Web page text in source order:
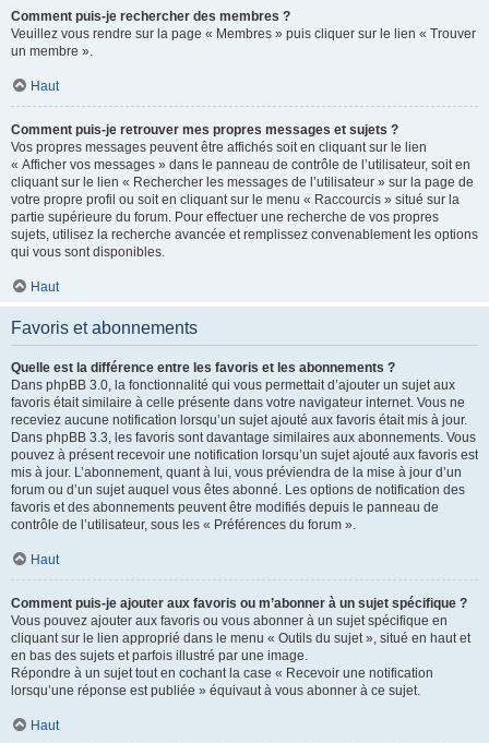
Comment puis-je rechercher des membres ?
Veuillez vous rendre sur la page « Membres » puis cliquer sur le lien « Trouver
un membre ».
Haut
Comment puis-je retrouver mes propres messages et sujets ?
Vos propres messages peuvent être affichés soit en cliquant sur le lien
« Afficher vos messages » dans le panneau de contrôle de l’utilisateur, soit en
cliquant sur le lien « Rechercher les messages de l’utilisateur » sur la page de
votre propre profil ou soit en cliquant sur le menu « Raccourcis » situé sur la
partie supérieure du forum. Pour effectuer une recherche de vos propres
sujets, utilisez la recherche avancée et remplissez convenablement les options
qui vous sont disponibles.
Haut
Favoris et abonnements
Quelle est la différence entre les favoris et les abonnements ?
Dans phpBB 3.0, la fonctionnalité qui vous permettait d’ajouter un sujet aux
favoris était similaire à celle présente dans votre navigateur internet. Vous ne
receviez aucune notification lorsqu’un sujet ajouté aux favoris était mis à jour.
Dans phpBB 3.3, les favoris sont davantage similaires aux abonnements. Vous
pouvez à présent recevoir une notification lorsqu’un sujet ajouté aux favoris est
mis à jour. L’abonnement, quant à lui, vous préviendra de la mise à jour d’un
forum ou d’un sujet auquel vous êtes abonné. Les options de notification des
favoris et des abonnements peuvent être modifiés depuis le panneau de
contrôle de l’utilisateur, sous les « Préférences du forum ».
Haut
Comment puis-je ajouter aux favoris ou m’abonner à un sujet spécifique ?
Vous pouvez ajouter aux favoris ou vous abonner à un sujet spécifique en
cliquant sur le lien approprié dans le menu « Outils du sujet », situé en haut et
en bas des sujets et parfois illustré par une image.
Répondre à un sujet tout en cochant la case « Recevoir une notification
lorsqu’une réponse est publiée » équivaut à vous abonner à ce sujet.
Haut